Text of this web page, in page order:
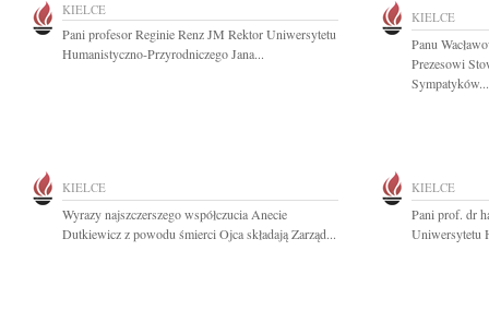
KIELCE
Pani profesor Reginie Renz JM Rektor Uniwersytetu
Humanistyczno-Przyrodniczego Jana...
KIELCE
Panu
Prezesowi
Sympatyków...
KIELCE
Wyrazy najszczerszego współczucia Anecie
Dutkiewicz z powodu śmierci Ojca składają Zarząd...
KIELCE
Pani prof. dr
Uniwersytetu